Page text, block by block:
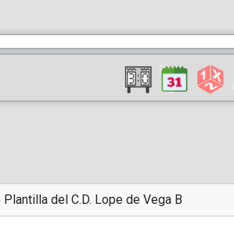
Plantilla del C.D. Lope de Vega B